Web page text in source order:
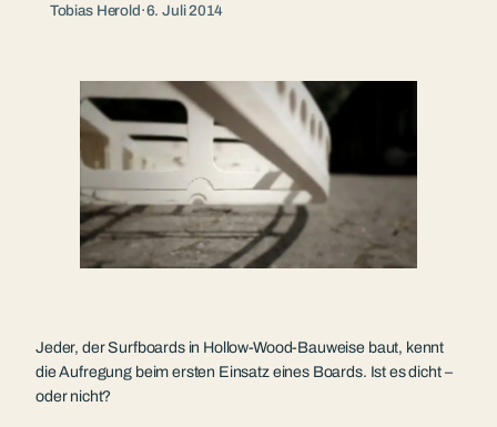
Tobias Herold·6. Juli 2014
Jeder, der Surfboards in Hollow-Wood-Bauweise baut, kennt
die Aufregung beim ersten Einsatz eines Boards. Ist es dicht –
oder nicht?